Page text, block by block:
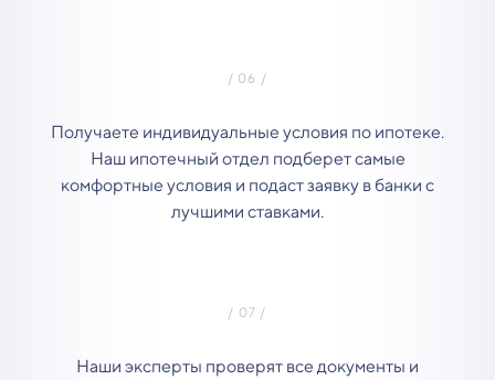
Получаете индивидуальные условия по ипотеке.
Наш ипотечный отдел подберет самые
комфортные условия и подаст заявку в банки с
лучшими ставками.
Наши эксперты проверят все документы и